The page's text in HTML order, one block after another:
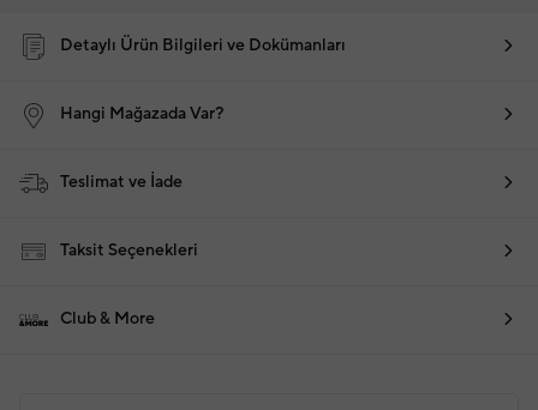
Detaylı Ürün Bilgileri ve Dokümanları
Hangi Mağazada Var?
Teslimat ve İade
Taksit Seçenekleri
Club & More